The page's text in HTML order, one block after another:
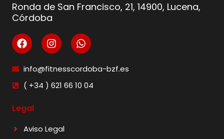
Ronda de San Francisco, 21, 14900, Lucena,
Córdoba
info@fitnesscordoba-bzf.es
( +34 ) 621 66 10 04
Legal
Aviso Legal